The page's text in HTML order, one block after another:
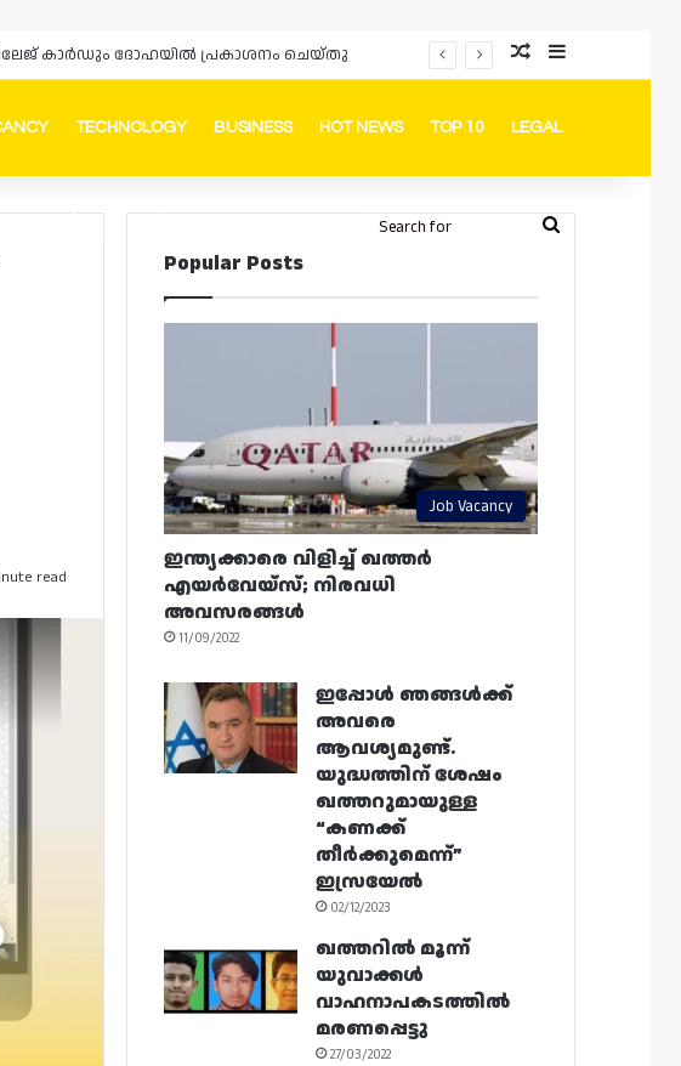
Random Article
Sidebar
TECHNOLOGY BUSINESS HOT NEWS TOP 10 LEGAL
FacebookInstagram
Telegram
Whatsapp Random Article
Switch skin
Search
read
Popular Posts
Job Vacancy
ഇന്ത്യക്കാരെ വിളിച്ച് ഖത്തർ
എയർവേയ്‌സ്; നിരവധി
അവസരങ്ങൾ
11/09/2022
ഇപ്പോൾ ഞങ്ങൾക്ക്
അവരെ
ആവശ്യമുണ്ട്.
യുദ്ധത്തിന് ശേഷം
ഖത്തറുമായുള്ള
“കണക്ക്
തീർക്കുമെന്ന്”
ഇസ്രയേൽ
02/12/2023
ഖത്തറിൽ മൂന്ന്
യുവാക്കൾ
വാഹനാപകടത്തിൽ
മരണപ്പെട്ടു
27/03/2022